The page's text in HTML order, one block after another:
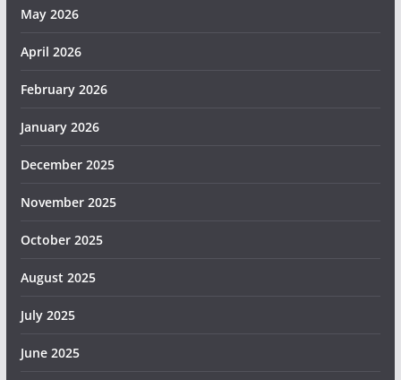
May 2026
April 2026
February 2026
January 2026
December 2025
November 2025
October 2025
August 2025
July 2025
June 2025